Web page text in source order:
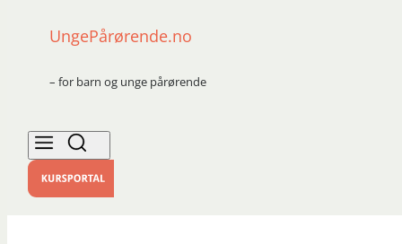
UngePårørende.no
– for barn og unge pårørende